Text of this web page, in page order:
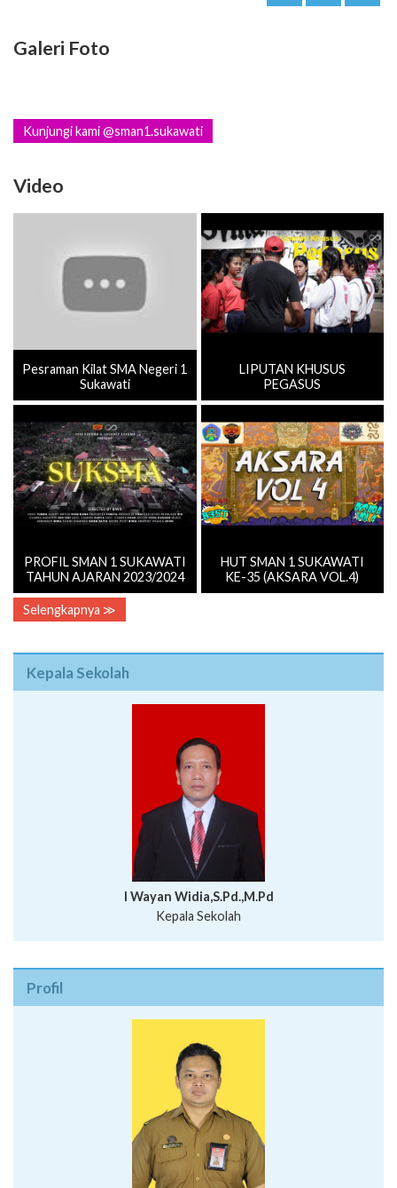
Galeri Foto
Kunjungi kami @sman1.sukawati
Video
Pesraman Kilat SMA Negeri 1
Sukawati
LIPUTAN KHUSUS
PEGASUS
PROFIL SMAN 1 SUKAWATI
TAHUN AJARAN 2023/2024
HUT SMAN 1 SUKAWATI
KE-35 (AKSARA VOL.4)
Selengkapnya ≫
Kepala Sekolah
I Wayan Widia,S.Pd.,M.Pd
Kepala Sekolah
Profil